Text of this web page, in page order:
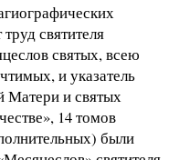
святителя
святых, всею
и указатель
Матери и святых
14 томов
были